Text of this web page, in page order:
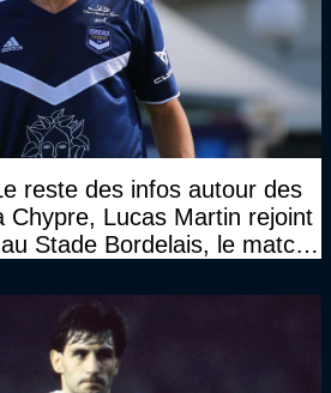
reste des infos autour des
Chypre, Lucas Martin rejoint
Stade Bordelais, le match